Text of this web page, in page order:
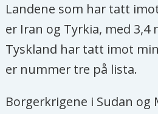
Landene som har tatt
er Iran og Tyrkia, med 3,4
Tyskland har tatt imot
er nummer tre på lista.
Borgerkrigene i Sudan og